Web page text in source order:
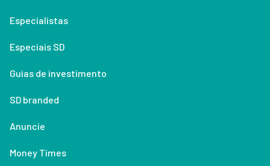
Especialistas
Especiais SD
Guias de investimento
SD branded
Anuncie
Money Times